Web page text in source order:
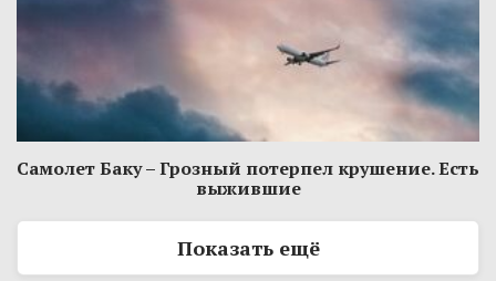
Самолет Баку – Грозный потерпел крушение. Есть
выжившие
Показать ещё